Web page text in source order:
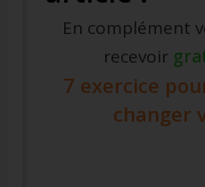
En complément
recevoir
7 exercice
changer